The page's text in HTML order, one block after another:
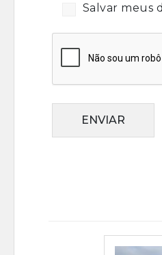
Salvar meus
ENVIAR